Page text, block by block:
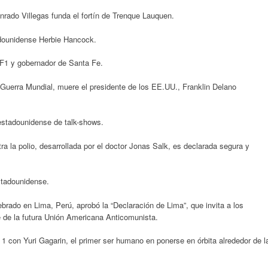
Villegas funda el fortín de Trenque Lauquen.
Herbie Hancock.
y gobernador de Santa Fe.
Mundial, muere el presidente de los EE.UU., Franklin Delano
de talk-shows.
la polio, desarrollada por el doctor Jonas Salk, es declarada segura y
en Lima, Perú, aprobó la “Declaración de Lima”, que invita a los
la futura Unión Americana Anticomunista.
con Yuri Gagarin, el primer ser humano en ponerse en órbita alrededor de